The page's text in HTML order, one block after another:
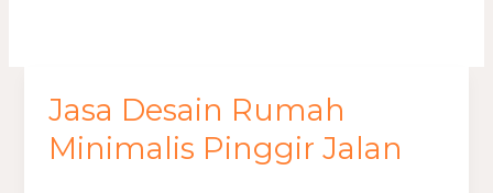
Jasa Desain Rumah
Minimalis Pinggir Jalan
Jasa
Desain
Rumah